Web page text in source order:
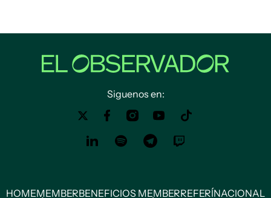
Siguenos en:
HOMEMEMBERBENEFICIOS MEMBERREFERÍNACIONAL